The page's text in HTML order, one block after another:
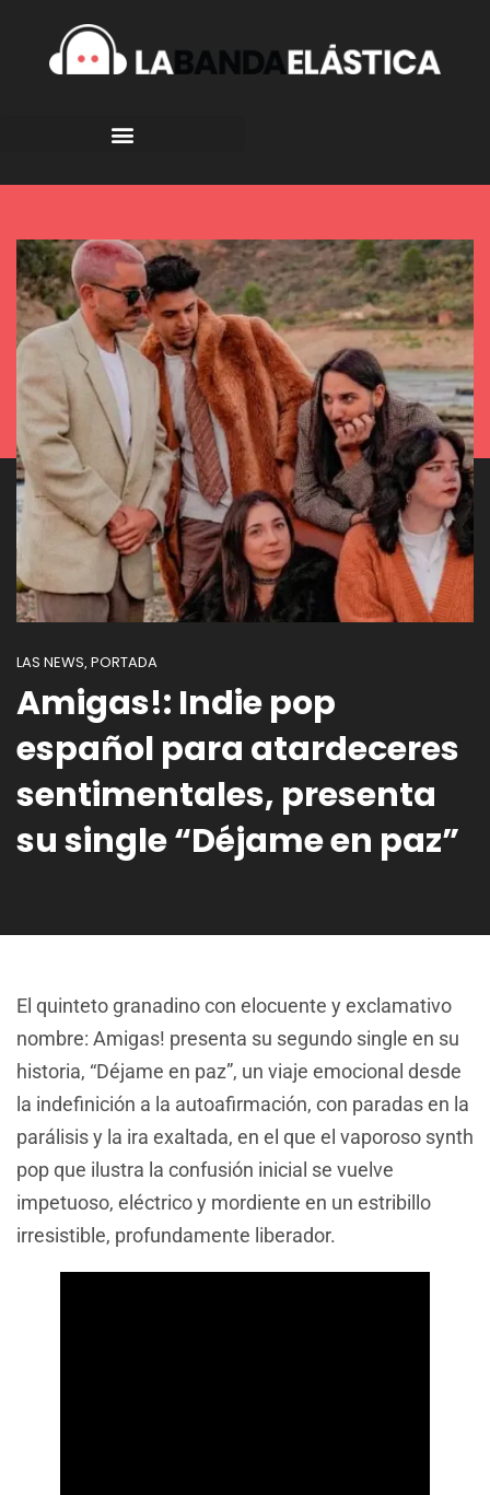
LAS NEWS, PORTADA
Amigas!: Indie pop
español para atardeceres
sentimentales, presenta
su single “Déjame en paz”
El quinteto granadino con elocuente y exclamativo
nombre: Amigas! presenta su segundo single en su
historia, “Déjame en paz”, un viaje emocional desde
la indefinición a la autoafirmación, con paradas en la
parálisis y la ira exaltada, en el que el vaporoso synth
pop que ilustra la confusión inicial se vuelve
impetuoso, eléctrico y mordiente en un estribillo
irresistible, profundamente liberador.